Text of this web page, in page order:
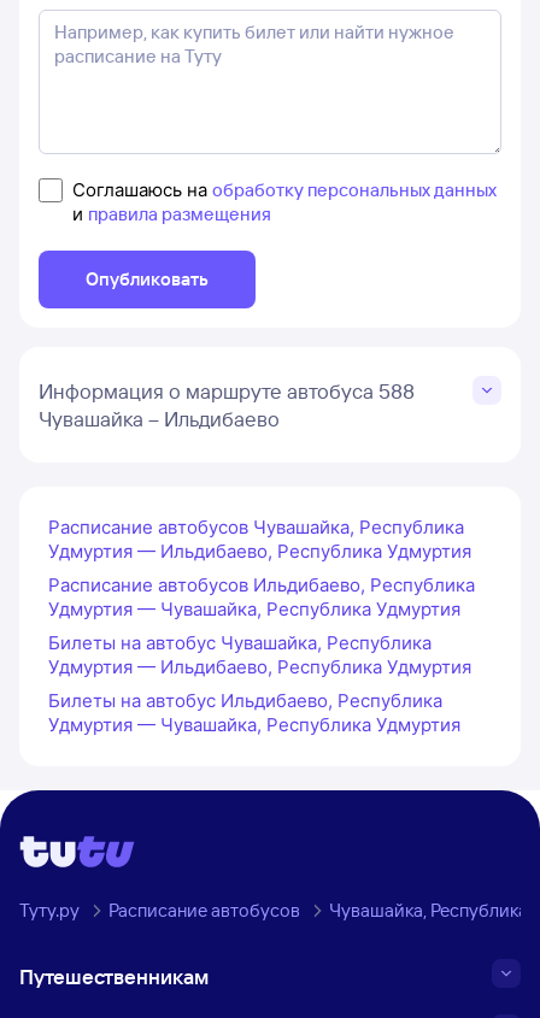
Соглашаюсь на обработку персональных данных
и правила размещения
Опубликовать
Информация о маршруте автобуса 588
Чувашайка – Ильдибаево
Расписание автобусов Чувашайка, Республика
Удмуртия — Ильдибаево, Республика Удмуртия
Расписание автобусов Ильдибаево, Республика
Удмуртия — Чувашайка, Республика Удмуртия
Билеты на автобус Чувашайка, Республика
Удмуртия — Ильдибаево, Республика Удмуртия
Билеты на автобус Ильдибаево, Республика
Удмуртия — Чувашайка, Республика Удмуртия
Туту.ру Расписание автобусов Чувашайка, Республика
Путешественникам